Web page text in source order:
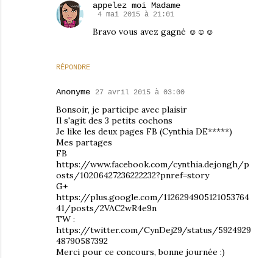
RÉPONDRE
appelez moi Madame
4 mai 2015 à 21:01
Bravo vous avez gagné ☺☺☺
Anonyme 27 avril 2015 à 03:00
Bonsoir, je participe avec plaisir
Il s'agit des 3 petits cochons
Je like les deux pages FB (Cynthia DE*****)
Mes partages
FB
https://www.facebook.com/cynthia.dejongh/p
osts/10206427236222232?pnref=story
G+
https://plus.google.com/1126294905121053764
41/posts/2VAC2wR4e9n
TW :
https://twitter.com/CynDej29/status/5924929
48790587392
Merci pour ce concours, bonne journée :)